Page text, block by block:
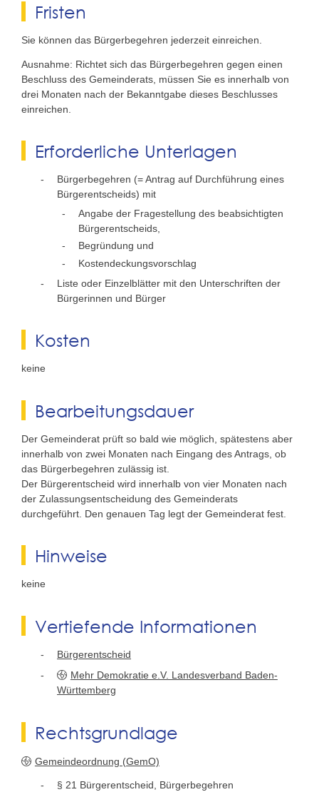
Fristen
Sie können das Bürgerbegehren jederzeit einreichen.
Ausnahme: Richtet sich das Bürgerbegehren gegen einen
Beschluss des Gemeinderats, müssen Sie es innerhalb von
drei Monaten nach der Bekanntgabe dieses Beschlusses
einreichen.
Erforderliche Unterlagen
Bürgerbegehren (= Antrag auf Durchführung eines
Bürgerentscheids) mit
Angabe der Fragestellung des beabsichtigten
Bürgerentscheids,
Begründung und
Kostendeckungsvorschlag
Liste oder Einzelblätter mit den Unterschriften der
Bürgerinnen und Bürger
Kosten
keine
Bearbeitungsdauer
Der Gemeinderat prüft so bald wie möglich, spätestens aber
innerhalb von zwei Monaten nach Eingang des Antrags, ob
das Bürgerbegehren zulässig ist.
Der Bürgerentscheid wird innerhalb von vier Monaten nach
der Zulassungsentscheidung des Gemeinderats
durchgeführt. Den genauen Tag legt der Gemeinderat fest.
Hinweise
keine
Vertiefende Informationen
Bürgerentscheid
Mehr Demokratie e.V. Landesverband Baden-
Württemberg
Rechtsgrundlage
Gemeindeordnung (GemO)
§ 21 Bürgerentscheid, Bürgerbegehren